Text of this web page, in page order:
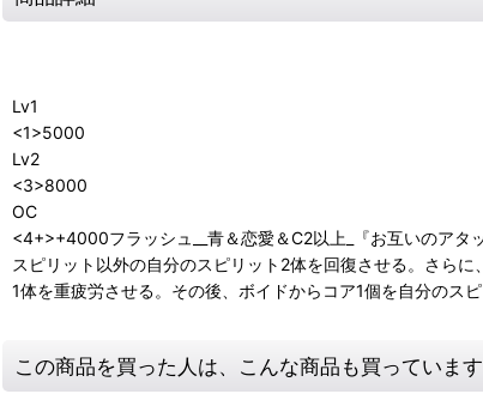
Lv1
<1>5000
Lv2
<3>8000
OC
<4+>+4000フラッシュ__青＆恋愛＆C2以上_『お互いのアタ
スピリット以外の自分のスピリット2体を回復させる。さら
1体を重疲労させる。その後、ボイドからコア1個を自分のスピ
この商品を買った人は、こんな商品も買っています